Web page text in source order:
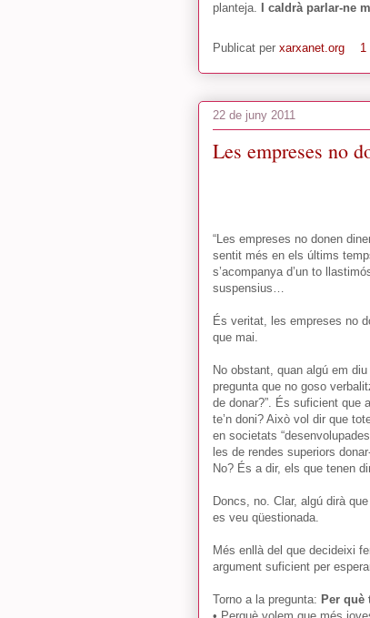
planteja.
I caldrà parlar-ne
Publicat per xarxanet.org 1
22 de juny 2011
Les empreses no
“Les empreses no donen
sentit més en els últims
s’acompanya d’un to
suspensius…
És veritat, les empreses no
que mai.
No obstant, quan algú em
pregunta que no goso
de donar?”. És suficient que
te’n doni? Això vol dir que
en societats
les de rendes superiors
No? És a dir, els que tenen
Doncs, no. Clar, algú dirà
es veu qüestionada.
Més enllà del que decideixi
argument suficient per
Torno a la pregunta: Per què